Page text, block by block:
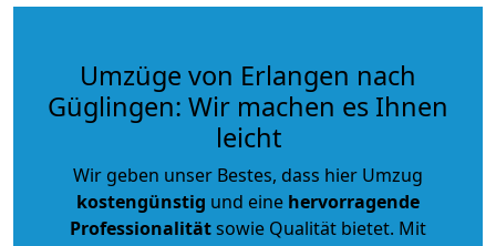
Umzüge von Erlangen nach
Güglingen: Wir machen es Ihnen
leicht
Wir geben unser Bestes, dass hier Umzug
kostengünstig und eine hervorragende
Professionalitätsowie Qualität bietet. Mit